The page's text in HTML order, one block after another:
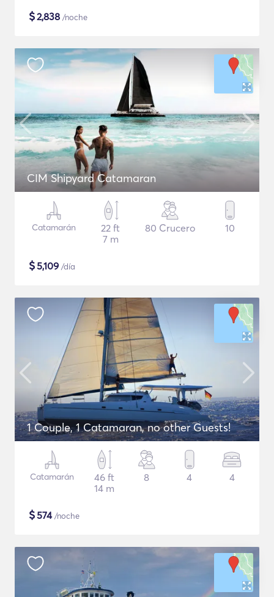
$2,838 /noche
CIM Shipyard Catamaran
Catamarán
22 ft
7 m
80 Crucero 10
$5,109 /día
1 Couple, 1 Catamaran, no other Guests!
Catamarán
46 ft
14 m
8 4 4
$574/noche